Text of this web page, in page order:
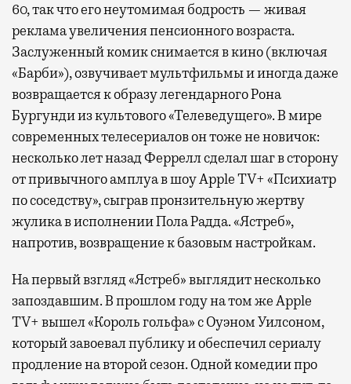
60, так что его неутомимая бодрость — живая
реклама увеличения пенсионного возраста.
Заслуженный комик снимается в кино (включая
«Барби»), озвучивает мультфильмы и иногда даже
возвращается к образу легендарного Рона
Бургунди из культового «Телеведущего». В мире
современных телесериалов он тоже не новичок:
несколько лет назад Феррелл сделал шаг в сторону
от привычного амплуа в шоу Apple TV+ «Психиатр
по соседству», сыграв пронзительную жертву
жулика в исполнении Пола Радда. «Ястреб»,
напротив, возвращение к базовым настройкам.
На первый взгляд «Ястреб» выглядит несколько
запоздавшим. В прошлом году на том же Apple
TV+ вышел «Король гольфа» с Оуэном Уилсоном,
который завоевал публику и обеспечил сериалу
продление на второй сезон. Одной комедии про